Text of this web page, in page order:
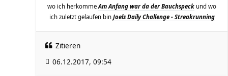
wo ich herkomme Am Anfang war da der Bauchspeck und wo
ich zuletzt gelaufen bin Joels Daily Challenge - Streakrunning
Zitieren
06.12.2017, 09:54